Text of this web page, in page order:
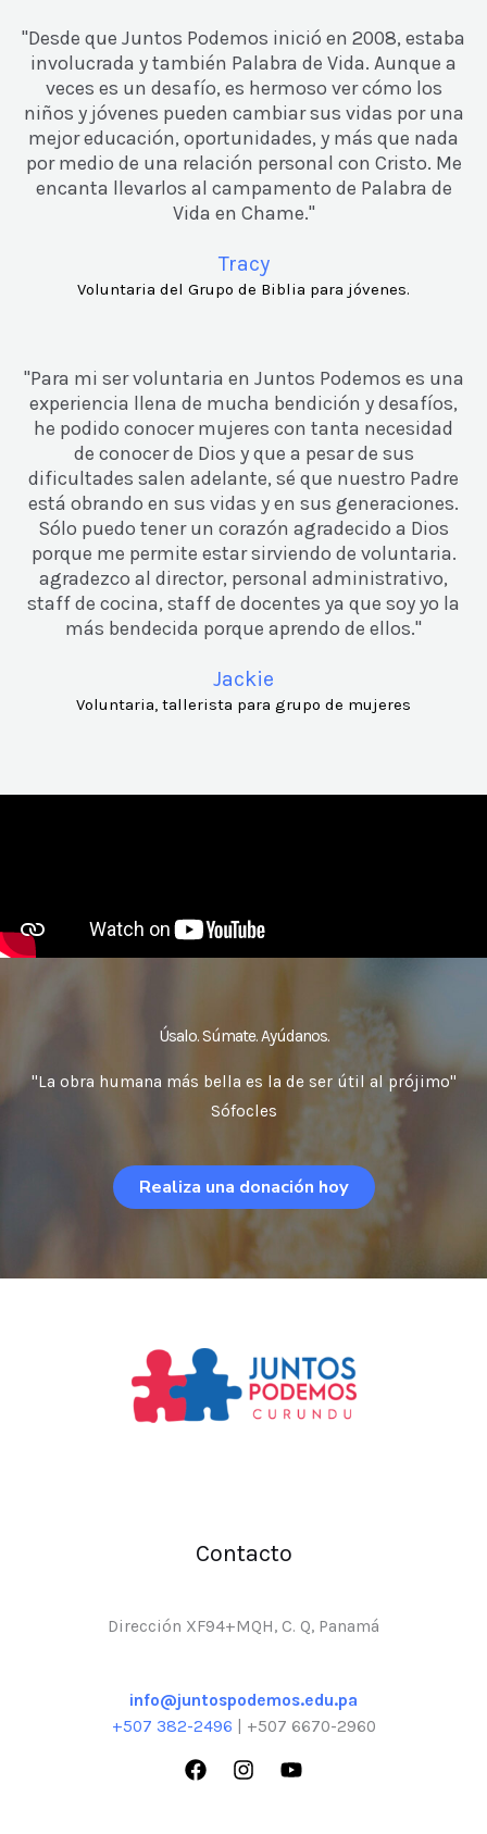
"Desde que Juntos Podemos inició en 2008, estaba
involucrada y también Palabra de Vida. Aunque a
veces es un desafío, es hermoso ver cómo los
niños y jóvenes pueden cambiar sus vidas por una
mejor educación, oportunidades, y más que nada
por medio de una relación personal con Cristo. Me
encanta llevarlos al campamento de Palabra de
Vida en Chame."
Tracy
Voluntaria del Grupo de Biblia para jóvenes.
"Para mi ser voluntaria en Juntos Podemos es una
experiencia llena de mucha bendición y desafíos,
he podido conocer mujeres con tanta necesidad
de conocer de Dios y que a pesar de sus
dificultades salen adelante, sé que nuestro Padre
está obrando en sus vidas y en sus generaciones.
Sólo puedo tener un corazón agradecido a Dios
porque me permite estar sirviendo de voluntaria.
agradezco al director, personal administrativo,
staff de cocina, staff de docentes ya que soy yo la
más bendecida porque aprendo de ellos."
Jackie
Voluntaria, tallerista para grupo de mujeres
Úsalo. Súmate. Ayúdanos.
"La obra humana más bella es la de ser útil al prójimo"
Sófocles
Realiza una donación hoy
Contacto
Dirección XF94+MQH, C. Q, Panamá
info@juntospodemos.edu.pa
+507 382-2496 | +507 6670-2960